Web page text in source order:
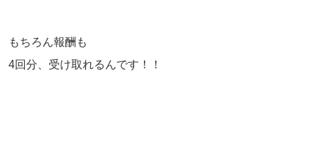
もちろん報酬も
4回分、受け取れるんです！！